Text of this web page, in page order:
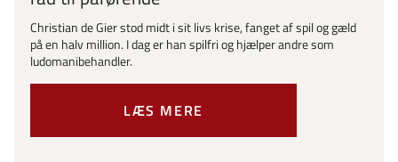
Christian de Gier stod midt i sit livs krise, fanget af spil og gæld
på en halv million. I dag er han spilfri og hjælper andre som
ludomanibehandler.
LÆS MERE